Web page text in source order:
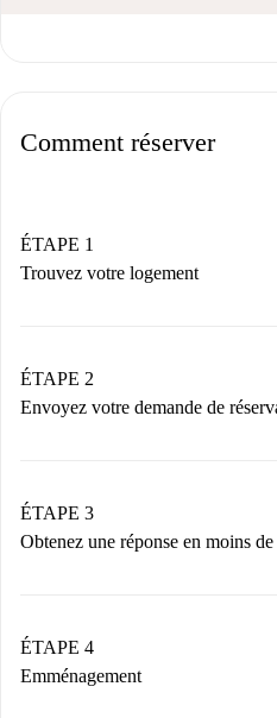
Comment réserver
ÉTAPE 1
Trouvez votre logement
Vous disposez à l’avance
nécessaires.
ÉTAPE 2
Envoyez votre demande de
Nous ne vous facturerons
n’aura pas accepté.
ÉTAPE 3
Obtenez une réponse en moins
contact avec le propriétaire.
Si refusé : aucun
ÉTAPE 4
Emménagement